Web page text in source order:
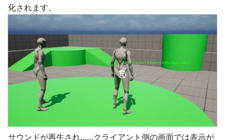
化されます。
サウンドが再生され……クライアント側の画面では表示が